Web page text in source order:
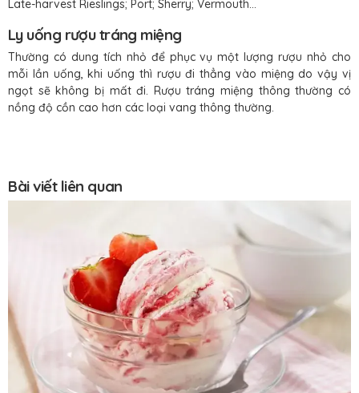
Late-harvest Rieslings; Port; Sherry; Vermouth…
Ly uống rượu tráng miệng
Thường có dung tích nhỏ để phục vụ một lượng rượu nhỏ cho
mỗi lần uống, khi uống thì rượu đi thẳng vào miệng do vậy vị
ngọt sẽ không bị mất đi. Rượu tráng miệng thông thường có
nồng độ cồn cao hơn các loại vang thông thường.
Bài viết liên quan